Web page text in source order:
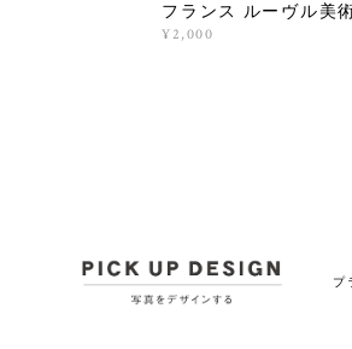
フランス ルーヴル美
¥2,000
プ